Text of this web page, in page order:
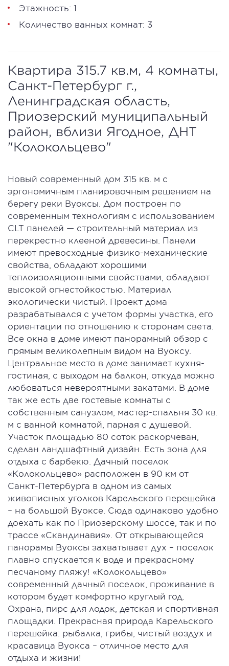
Этажность: 1
Количество ванных комнат: 3
Квартира 315.7 кв.м, 4 комнаты,
Санкт-Петербург г.,
Ленинградская область,
Приозерский муниципальный
район, вблизи Ягодное, ДНТ
"Колокольцево"
Новый современный дом 315 кв. м с
эргономичным планировочным решением на
берегу реки Вуоксы. Дом построен по
современным технологиям с использованием
CLT панелей — строительный материал из
перекрестно клееной древесины. Панели
имеют превосходные физико-механические
свойства, обладают хорошими
теплоизоляционными свойствами, обладают
высокой огнестойкостью. Материал
экологически чистый. Проект дома
разрабатывался с учетом формы участка, его
ориентации по отношению к сторонам света.
Все окна в доме имеют панорамный обзор с
прямым великолепным видом на Вуоксу.
Центральное место в доме занимает кухня-
гостиная, с выходом на балкон, откуда можно
любоваться невероятными закатами. В доме
так же есть две гостевые комнаты с
собственным санузлом, мастер-спальня 30 кв.
м с ванной комнатой, парная с душевой.
Участок площадью 80 соток раскорчеван,
сделан ландшафтный дизайн. Есть зона для
отдыха с барбекю. Дачный поселок
«Колокольцево» расположен в 90 км от
Санкт-Петербурга в одном из самых
живописных уголков Карельского перешейка
– на большой Вуоксе. Сюда одинаково удобно
доехать как по Приозерскому шоссе, так и по
трассе «Скандинавия». От открывающейся
панорамы Вуоксы захватывает дух – поселок
плавно спускается к воде и прекрасному
песчаному пляжу! «Колокольцево»
современный дачный поселок, проживание в
котором будет комфортно круглый год.
Охрана, пирс для лодок, детская и спортивная
площадки. Прекрасная природа Карельского
перешейка: рыбалка, грибы, чистый воздух и
красавица Вуокса – отличное место для
отдыха и жизни!